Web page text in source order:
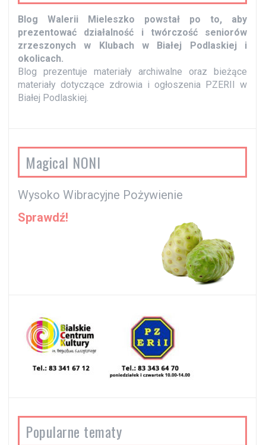
Blog Walerii Mieleszko powstał po to, aby
prezentować działalność i twórczość seniorów
zrzeszonych w Klubach w Białej Podlaskiej i
okolicach.
Blog prezentuje materiały archiwalne oraz bieżące
materiały dotyczące zdrowia i ogłoszenia PZERII w
Białej Podlaskiej.
Magical NONI
Wysoko Wibracyjne Pożywienie
Sprawdź!
Popularne tematy